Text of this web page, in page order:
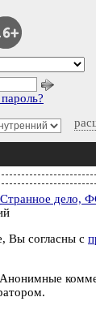
Странное дело,
Вы согласны с